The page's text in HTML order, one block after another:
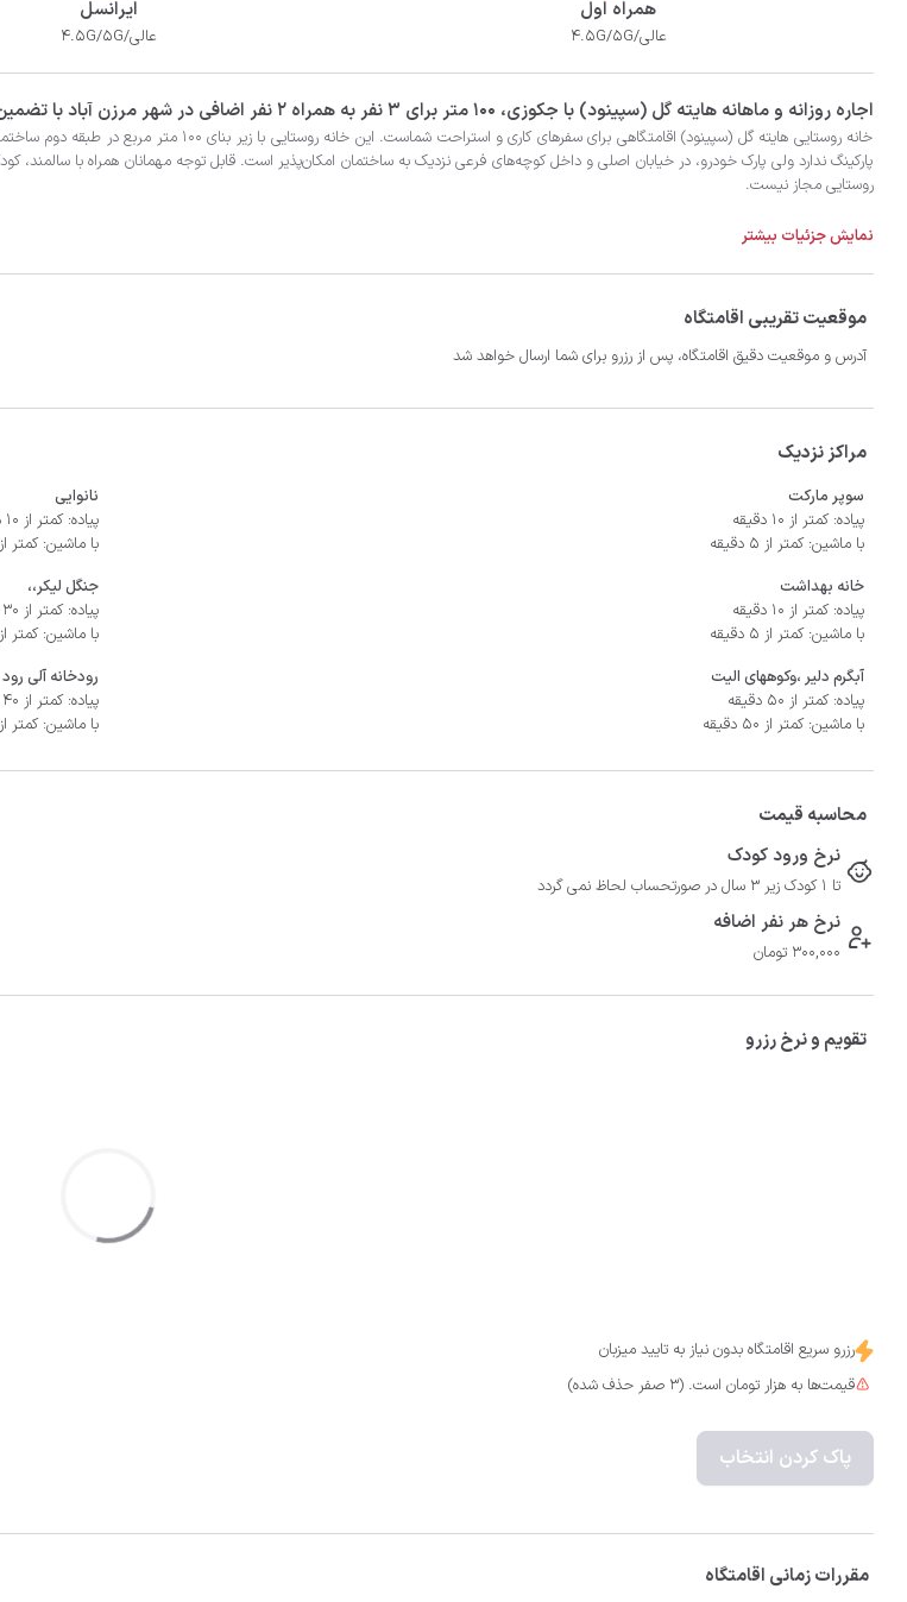
همراه اول
عالی/4.5G/5G
ایرانسل
عالی/4.5G/5G
‫‫اجاره روزانه و ماهانه هایته گل (سپینود) با جکوزی، 100 متر برای 3 نفر به همراه 2 نفر اضافی در شهر مرزن آباد با تضمین بهترین کیفیت و قیمت در اتاقک
- سیستم سرمایشی پنکه و گرمایشی بخاری گازی
نمایش جزئیات بیشتر
موقعیت تقریبی اقامتگاه
آدرس و موقعیت دقیق اقامتگاه، پس از رزرو برای شما ارسال خواهد شد
مراکز نزدیک
سوپر مارکت
پیاده: کمتر از 10 دقیقه
با ماشین: کمتر از 5 دقیقه
نانوایی
پیاده: کمتر از 10 دقیقه
با ماشین: کمتر از 5 دقیقه
خانه بهداشت
پیاده: کمتر از 10 دقیقه
با ماشین: کمتر از 5 دقیقه
جنگل لیکر،،
پیاده: کمتر از 30 دقیقه
با ماشین: کمتر از 20 دقیقه
آبگرم دلیر ،وکوههای الیت
پیاده: کمتر از 50 دقیقه
با ماشین: کمتر از 50 دقیقه
رودخانه آلی رود
پیاده: کمتر از 40 دقیقه
با ماشین: کمتر از 20 دقیقه
محاسبه قیمت
نرخ ورود کودک
تا 1 کودک زیر 3 سال در صورتحساب لحاظ نمی گردد
نرخ هر نفر اضافه
300,000 تومان
تقویم و نرخ رزرو
رزرو سریع اقامتگاه بدون نیاز به تایید میزبان
قیمت‌ها به هزار تومان است. (3 صفر حذف شده)
پاک کردن انتخاب
مقررات زمانی اقامتگاه